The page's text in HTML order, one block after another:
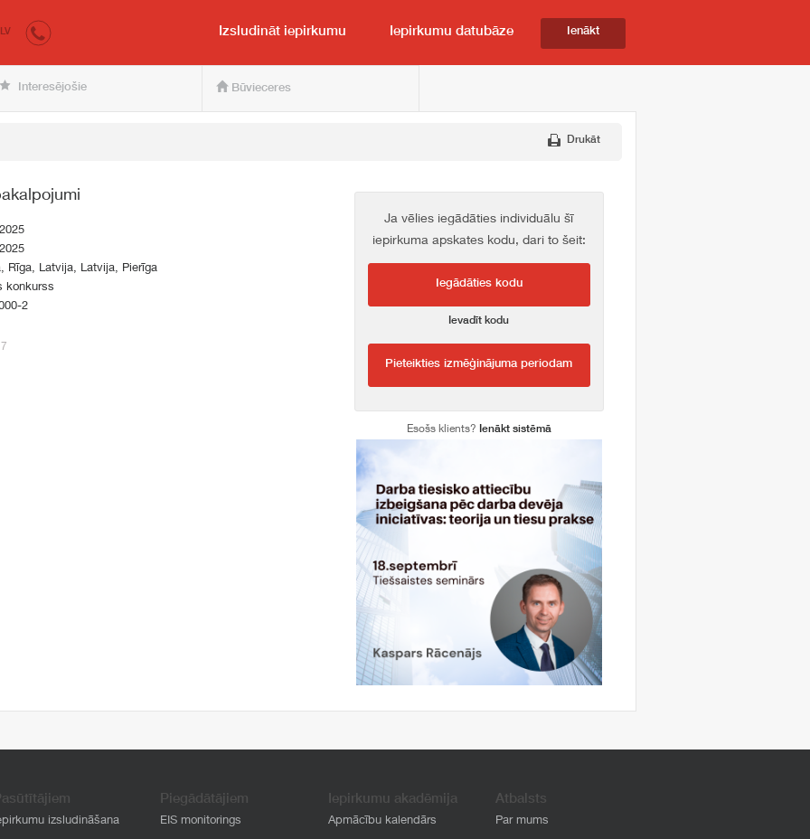
pircējam un pārdevējam
LV Izsludināt iepirkumu Iepirkumu datubāze Ienākt
Interesējošie Būvieceres
Drukāt
Rīga, Latvija, Latvija, Pierīga
konkurss
2
Ja vēlies iegādāties individuālu šī
iepirkuma apskates kodu, dari to šeit:
Iegādāties kodu
Ievadīt kodu
Pieteikties izmēģinājuma periodam
Esošs klients? Ienākt sistēmā
izsludināšana
Piegādātājiem
EIS monitorings
Iepirkumu akadēmija
Apmācību kalendārs
Atbalsts
Par mums